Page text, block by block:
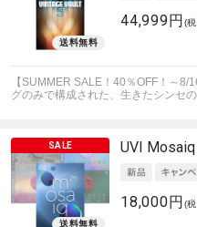
44,999円 (
【SUMMER SALE！40％OFF！～
グのみで構成された、生きたシンセ
UVI
18,000円 (